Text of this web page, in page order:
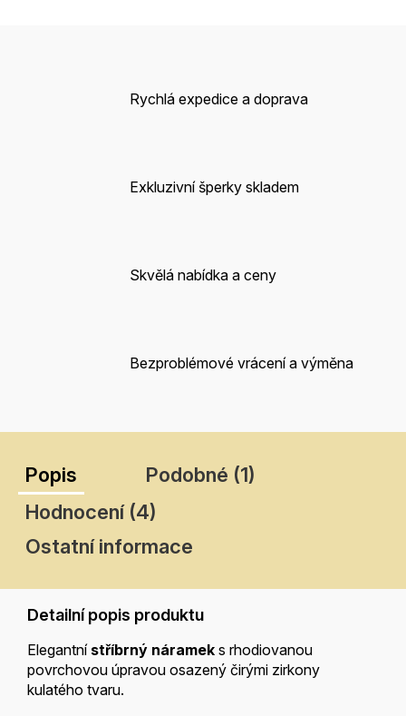
Rychlá expedice a doprava
Exkluzivní šperky skladem
Skvělá nabídka a ceny
Bezproblémové vrácení a výměna
Popis
Podobné (1)
Hodnocení (4)
Ostatní informace
Detailní popis produktu
Elegantní stříbrný náramek s rhodiovanou
povrchovou úpravou osazený čirými zirkony
kulatého tvaru.